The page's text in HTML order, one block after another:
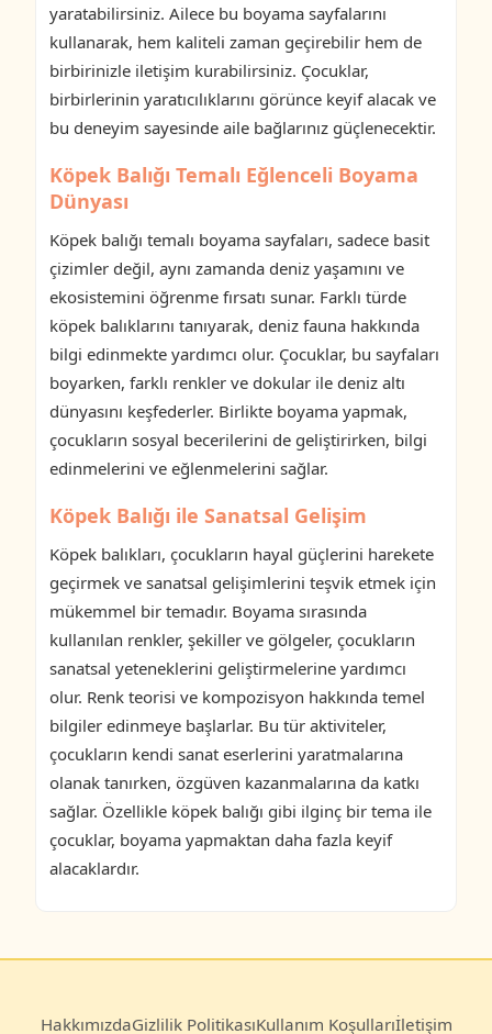
yaratabilirsiniz. Ailece bu boyama sayfalarını
kullanarak, hem kaliteli zaman geçirebilir hem de
birbirinizle iletişim kurabilirsiniz. Çocuklar,
birbirlerinin yaratıcılıklarını görünce keyif alacak ve
bu deneyim sayesinde aile bağlarınız güçlenecektir.
Köpek Balığı Temalı Eğlenceli Boyama
Dünyası
Köpek balığı temalı boyama sayfaları, sadece basit
çizimler değil, aynı zamanda deniz yaşamını ve
ekosistemini öğrenme fırsatı sunar. Farklı türde
köpek balıklarını tanıyarak, deniz fauna hakkında
bilgi edinmekte yardımcı olur. Çocuklar, bu sayfaları
boyarken, farklı renkler ve dokular ile deniz altı
dünyasını keşfederler. Birlikte boyama yapmak,
çocukların sosyal becerilerini de geliştirirken, bilgi
edinmelerini ve eğlenmelerini sağlar.
Köpek Balığı ile Sanatsal Gelişim
Köpek balıkları, çocukların hayal güçlerini harekete
geçirmek ve sanatsal gelişimlerini teşvik etmek için
mükemmel bir temadır. Boyama sırasında
kullanılan renkler, şekiller ve gölgeler, çocukların
sanatsal yeteneklerini geliştirmelerine yardımcı
olur. Renk teorisi ve kompozisyon hakkında temel
bilgiler edinmeye başlarlar. Bu tür aktiviteler,
çocukların kendi sanat eserlerini yaratmalarına
olanak tanırken, özgüven kazanmalarına da katkı
sağlar. Özellikle köpek balığı gibi ilginç bir tema ile
çocuklar, boyama yapmaktan daha fazla keyif
alacaklardır.
HakkımızdaGizlilik PolitikasıKullanım Koşullarıİletişim